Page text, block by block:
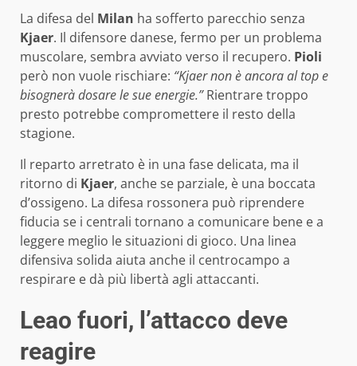
La difesa del Milan ha sofferto parecchio senza
Kjaer. Il difensore danese, fermo per un problema
muscolare, sembra avviato verso il recupero. Pioli
però non vuole rischiare: “Kjaer non è ancora al top e
bisognerà dosare le sue energie.”Rientrare troppo
presto potrebbe compromettere il resto della
stagione.
Il reparto arretrato è in una fase delicata, ma il
ritorno di Kjaer, anche se parziale, è una boccata
d’ossigeno. La difesa rossonera può riprendere
fiducia se i centrali tornano a comunicare bene e a
leggere meglio le situazioni di gioco. Una linea
difensiva solida aiuta anche il centrocampo a
respirare e dà più libertà agli attaccanti.
Leao fuori, l’attacco deve
reagire